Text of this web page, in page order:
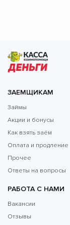
ЗАЕМЩИКАМ
Займы
Акции и бонусы
Как взять заём
Оплата и продление
Прочее
Ответы на вопросы
РАБОТА С НАМИ
Вакансии
Отзывы